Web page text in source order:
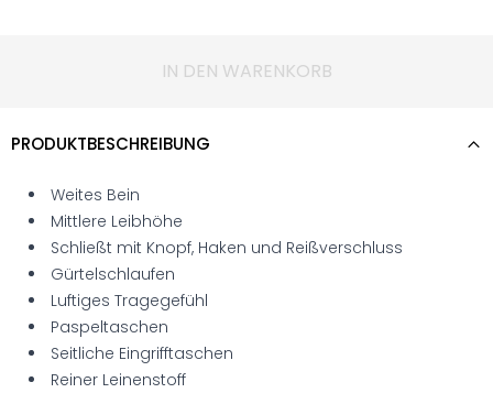
IN DEN WARENKORB
PRODUKTBESCHREIBUNG
Weites Bein
Mittlere Leibhöhe
Schließt mit Knopf, Haken und Reißverschluss
Gürtelschlaufen
Luftiges Tragegefühl
Paspeltaschen
Seitliche Eingrifftaschen
Reiner Leinenstoff